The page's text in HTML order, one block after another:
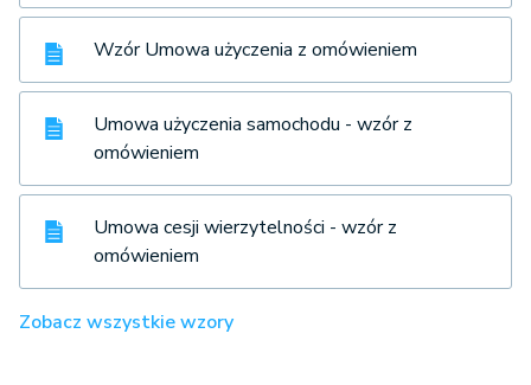
Wzór Umowa użyczenia z omówieniem
Umowa użyczenia samochodu - wzór z
omówieniem
Umowa cesji wierzytelności - wzór z
omówieniem
Zobacz wszystkie wzory